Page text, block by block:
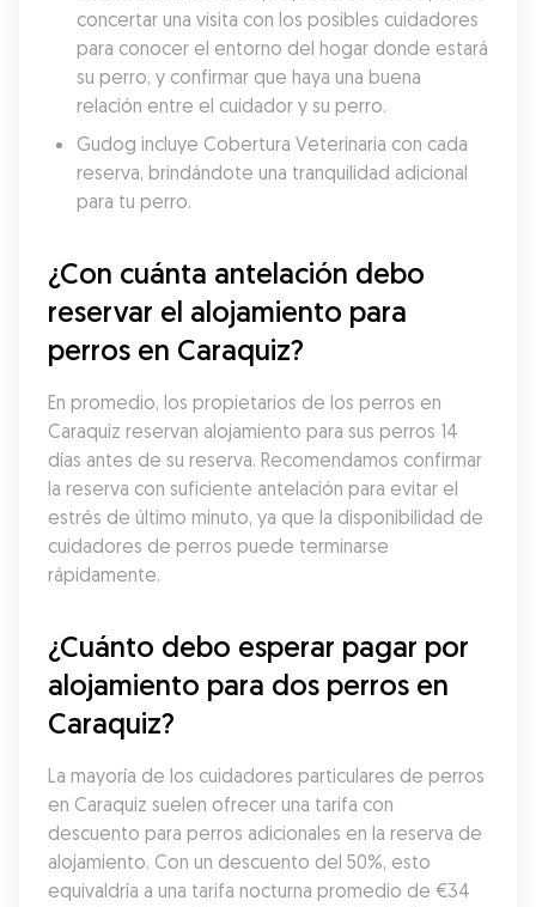
concertar una visita con los posibles cuidadores
para conocer el entorno del hogar donde estará
su perro, y confirmar que haya una buena
relación entre el cuidador y su perro.
Gudog incluye Cobertura Veterinaria con cada
reserva, brindándote una tranquilidad adicional
para tu perro.
¿Con cuánta antelación debo
reservar el alojamiento para
perros en Caraquiz?
En promedio, los propietarios de los perros en
Caraquiz reservan alojamiento para sus perros 14
días antes de su reserva. Recomendamos confirmar
la reserva con suficiente antelación para evitar el
estrés de último minuto, ya que la disponibilidad de
cuidadores de perros puede terminarse
rápidamente.
¿Cuánto debo esperar pagar por
alojamiento para dos perros en
Caraquiz?
La mayoría de los cuidadores particulares de perros
en Caraquiz suelen ofrecer una tarifa con
descuento para perros adicionales en la reserva de
alojamiento. Con un descuento del 50%, esto
equivaldría a una tarifa nocturna promedio de €34